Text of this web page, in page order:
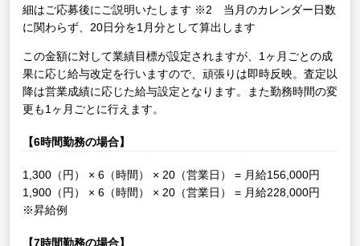
細はご応募後にご説明いたします ※2 当月のカレンダー日数
に関わらず、20日分を1月分として算出します
この金額に対して業績目標が設定されますが、1ヶ月ごとの成
果に応じ給与改定を行いますので、頑張りは即時反映。査定以
降は営業成績に応じた給与設定となります。また勤務時間の変
更も1ヶ月ごとに行えます。
【6時間勤務の場合】
1,300（円） × 6（時間） × 20（営業日） = 月給156,000円
1,900（円） × 6（時間） × 20（営業日） = 月給228,000円
※昇給例
【7時間勤務の場合】